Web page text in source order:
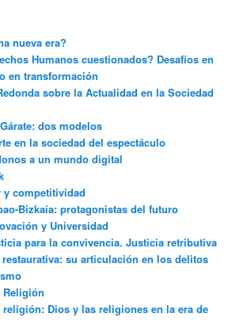
nueva era?
Humanos cuestionados? Desafíos en
en transformación
sobre la Actualidad en la Sociedad
dos modelos
en la sociedad del espectáculo
a un mundo digital
y competitividad
Bizkaia: protagonistas del futuro
y Universidad
para la convivencia. Justicia retributiva
su articulación en los delitos
Religión
religión: Dios y las religiones en la era de